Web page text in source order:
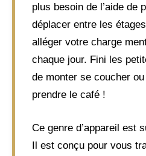
plus besoin de l’aide de
déplacer entre les
alléger votre charge
chaque jour. Fini les
de monter se coucher
prendre le café !
Ce genre d’appareil est
Il est conçu pour vous